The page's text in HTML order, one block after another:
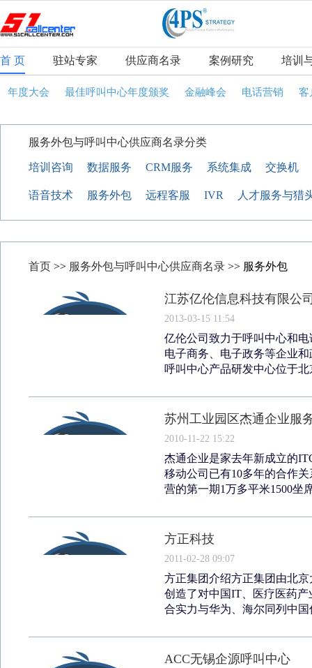
首 页 驻站专家 供应商名录 案例研究 培训
年度大会 最佳呼叫中心年度颁奖 金融峰会 电话营销 客
服务外包与呼叫中心供应商名录分类
培训咨询 数据服务 CRM服务 系统集成 交换机
语音技术 服务外包 远程客服 IVR 人才服务与猎
首页 >> 服务外包与呼叫中心供应商名录 >> 服务外包
江苏亿伦信息科技有限公
2013-03-15 11:54
亿伦公司致力于呼叫中心和
电子商务、电子政务等企业
呼叫中心产品研发中心位于
苏州工业园区杰通企业服
2010-11-22 15:22
杰通企业是家去年新成立的
移动公司已有10多年的合作
营的第一期1万多平米1500坐
方正科技
2011-02-28 09:07
方正集团介绍方正集团由北
创造了对中国IT、医疗医药
合实力与华为、海尔同列中
ACC无锡企源呼叫中心